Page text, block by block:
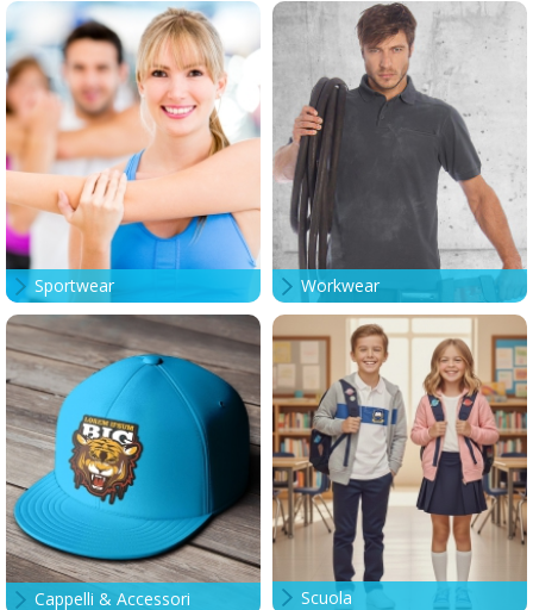
Sportwear Workwear
Cappelli & Accessori Scuola